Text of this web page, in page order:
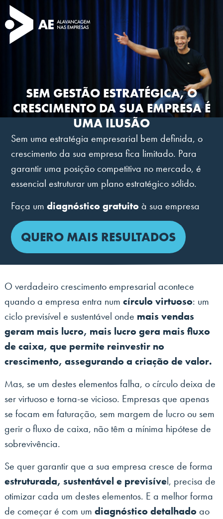
SEM GESTÃO ESTRATÉGICA, O
CRESCIMENTO DA SUA EMPRESA É
UMA ILUSÃO
Sem uma estratégia empresarial bem definida, o
crescimento da sua empresa fica limitado. Para
garantir uma posição competitiva no mercado, é
essencial estruturar um plano estratégico sólido.
Faça umdiagnóstico gratuitoà sua empresa
QUERO MAIS RESULTADOS
O verdadeiro crescimento empresarial acontece
quando a empresa entra num círculo virtuoso: um
ciclo previsível e sustentável onde mais vendas
geram mais lucro, mais lucro gera mais fluxo
de caixa, que permite reinvestir no
crescimento, assegurando a criação de valor.
Mas, se um destes elementos falha, o círculo deixa de
ser virtuoso e torna-se vicioso. Empresas que apenas
se focam em faturação, sem margem de lucro ou sem
gerir o fluxo de caixa, não têm a mínima hipótese de
sobrevivência.
Se quer garantir que a sua empresa cresce de forma
estruturada, sustentável e previsível, precisa de
otimizar cada um destes elementos. E a melhor forma
de começar é com um diagnóstico detalhadoao